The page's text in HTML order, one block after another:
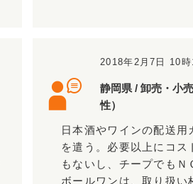
2018年2月7日 10時
静岡県 / 卸売・小
性）
日本酒やワインの配送用
を遣う。必要以上にコス
もないし、チープでもＮ
ボールワンは、取り扱い